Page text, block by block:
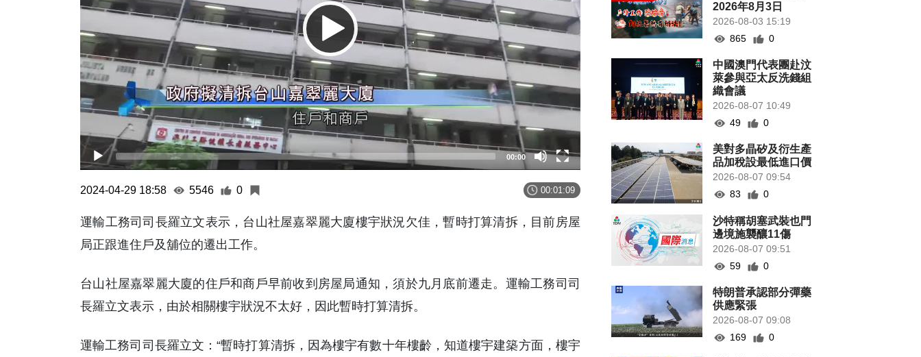
00:00
2024-04-29 18:58 5546 0 00:01:09
運輸工務司司長羅立文表示，台山社屋嘉翠麗大廈樓宇狀況欠佳，暫時打算清拆，目前房屋
局正跟進住戶及舖位的遷出工作。
台山社屋嘉翠麗大廈的住戶和商戶早前收到房屋局通知，須於九月底前遷走。運輸工務司司
長羅立文表示，由於相關樓宇狀況不太好，因此暫時打算清拆。
運輸工務司司長羅立文：“暫時打算清拆，因為樓宇有數十年樓齡，知道樓宇建築方面，樓宇
2026年8月3日
2026-08-03 15:19
865
0
中國澳門代表團赴汶
萊參與亞太反洗錢組
織會議
2026-08-07 10:49
49
0
美對多晶矽及衍生產
品加稅設最低進口價
2026-08-07 09:54
83
0
沙特稱胡塞武裝也門
邊境施襲釀11傷
2026-08-07 09:51
59
0
特朗普承認部分彈藥
供應緊張
2026-08-07 09:08
169
0